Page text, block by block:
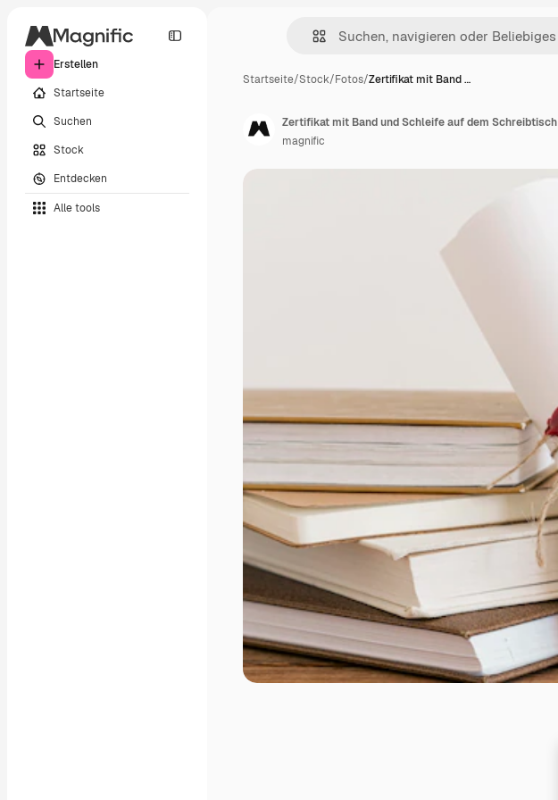
Erstellen
Startseite
Suchen
Stock
Entdecken
Alle tools
Startseite/Stock/Fotos/Zertifikat mit Band …
Zertifikat mit Band und Schleife auf dem Schreibtisch
magnific